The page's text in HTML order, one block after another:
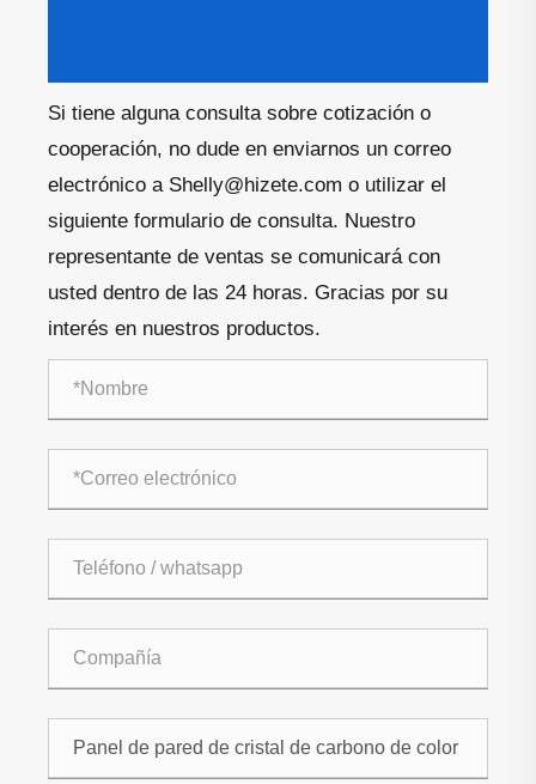
Si tiene alguna consulta sobre cotización o
cooperación, no dude en enviarnos un correo
electrónico a Shelly@hizete.com o utilizar el
siguiente formulario de consulta. Nuestro
representante de ventas se comunicará con
usted dentro de las 24 horas. Gracias por su
interés en nuestros productos.